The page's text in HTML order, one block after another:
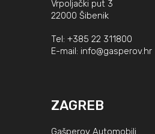
Vrpoljački put 3
22000 Šibenik
Tel: +385 22 311800
E-mail: info@gasperov.hr
ZAGREB
Gašperov Automobili